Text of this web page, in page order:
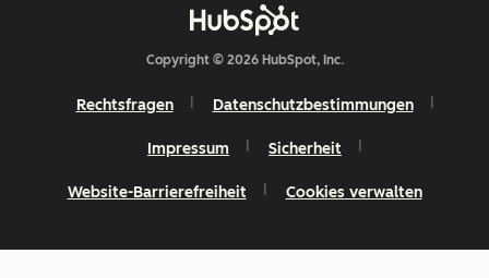
Copyright © 2026 HubSpot, Inc.
Rechtsfragen Datenschutzbestimmungen
Impressum Sicherheit
Website-Barrierefreiheit Cookies verwalten